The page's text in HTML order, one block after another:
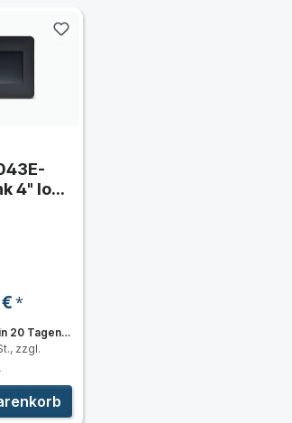
4" IoT
*
20 Tagen,
Tage
zzgl.